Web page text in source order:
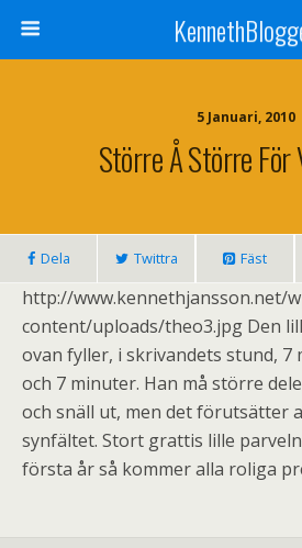
5 Januari, 2010
Större Å Större
Dela Twittra Fäst
http://www.kennethjansson.net/
content/uploads/theo3.jpg Den
ovan fyller, i skrivandets stund, 7
och 7 minuter. Han må större
och snäll ut, men det förutsätter
synfältet. Stort grattis lille
första år så kommer alla roliga